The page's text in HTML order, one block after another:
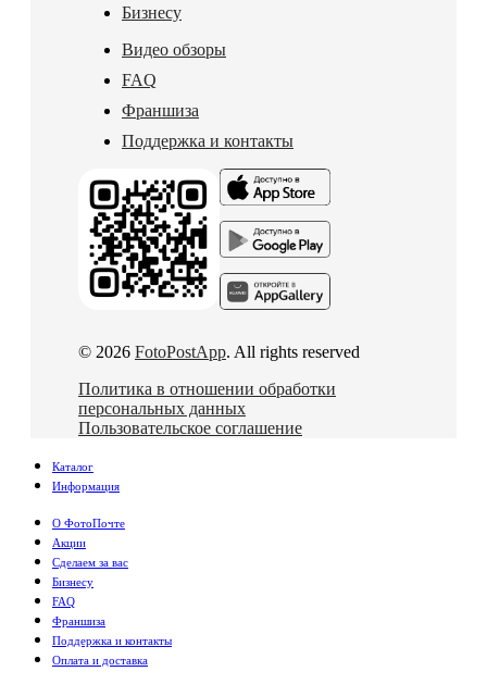
Бизнесу
Видео обзоры
FAQ
Франшиза
Поддержка и контакты
© 2026 FotoPostApp. All rights reserved
Политика в отношении обработки
персональных данных
Пользовательское соглашение
Каталог
Информация
О ФотоПочте
Акции
Сделаем за вас
Бизнесу
FAQ
Франшиза
Поддержка и контакты
Оплата и доставка